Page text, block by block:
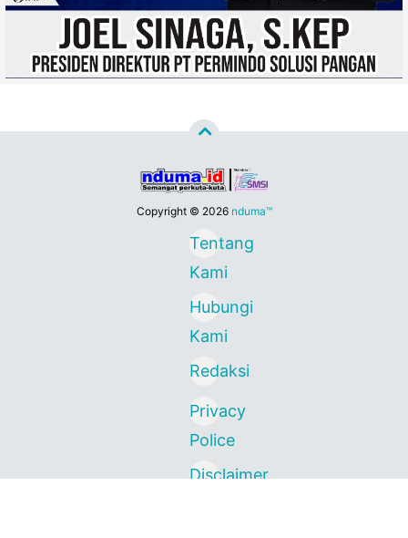
Copyright © 2026 nduma™
Tentang
Kami
Hubungi
Kami
Redaksi
Privacy
Police
Disclaimer